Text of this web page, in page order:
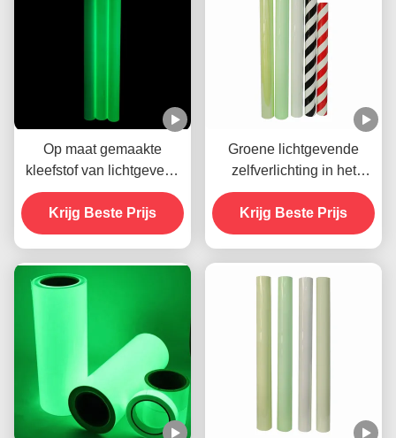
Op maat gemaakte
kleefstof van lichtgevend
vinyl dat in het donker
gloeit voor gloeiende
borden
Krijg Beste Prijs
Groene lichtgevende
zelfverlichting in het
donker Vinyl kleeffilm
voor noodsignaal
Krijg Beste Prijs